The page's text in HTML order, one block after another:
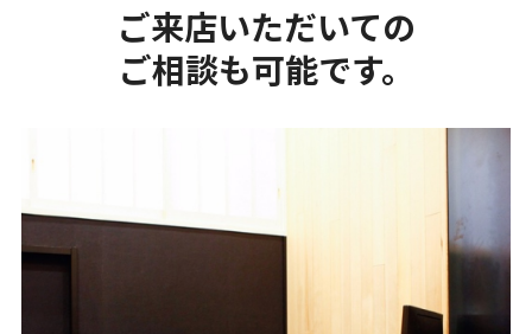
ご来店いただいての
ご相談も可能です。